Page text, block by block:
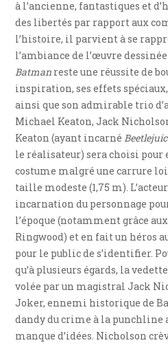
à l’ancienne, fantastiques et
des libertés par rapport aux
l’histoire, il parvient à se
l’ambiance de l’œuvre dessinée
Batman reste une réussite de
inspiration, ses effets spéciaux,
ainsi que son admirable trio
Michael Keaton, Jack
Keaton (ayant incarné
le réalisateur) sera choisi pour
costume malgré une carrure
taille modeste (1,75 m).
incarnation du personnage
l’époque (notamment grâce
Ringwood) et en fait un héros
pour le public de s’identifier.
qu’à plusieurs égards, la
volée par un magistral Jack
Joker, ennemi historique de
dandy du crime à la punchline
manque d’idées. Nicholson